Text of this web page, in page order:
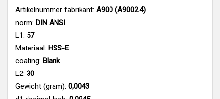
Artikelnummer fabrikant: A900 (A9002.4)
norm: DIN ANSI
L1: 57
Materiaal: HSS-E
coating: Blank
L2: 30
Gewicht (gram): 0,0043